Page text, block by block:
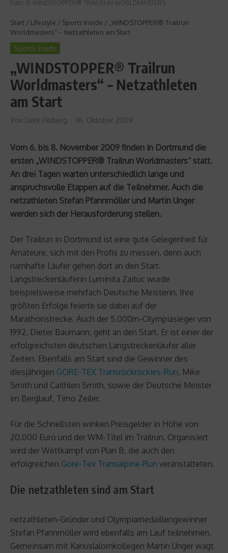
Foto: © WINDSTOPPER® TRAILRUN WORLDMASTERS
Start / Lifestyle / Sports Inside / „WINDSTOPPER® Trailrun
Worldmasters“ – Netzathleten am Start
Sports Inside
„WINDSTOPPER® Trailrun
Worldmasters“ – Netzathleten
am Start
Von Derk Hoberg 16. Oktober 2009
Vom 6. bis 8. November 2009 finden in Dortmund die
ersten „WINDSTOPPER® Trailrun Worldmasters“ statt.
An drei Tagen warten unterschiedlich lange und
anspruchsvolle Etappen auf die Teilnehmer. Auch die
netzathleten Stefan Pfannmöller und Martin Unger
werden sich der Herausforderung stellen.
Der Trailrun in Dortmund ist eine gute Gelegenheit für
Amateure, sich mit den Profis zu messen, denn auch
namhafte Läufer gehen dort an den Start.
Langstreckenläuferin Luminita Zaituc wurde
beispielsweise mehrfach Deutsche Meisterin. Ihre
größten Erfolge feierte sie dabei auf der
Marathonstrecke. Auch der 5.000m-Olympiasieger von
1992, Dieter Baumann, geht an den Start. Er ist einer der
erfolgreichsten deutschen Langstreckenläufer aller
Zeiten. Ebenfalls am Start sind die Gewinner des
diesjährigen GORE-TEX Transrockrockies-Run, Mike
Smith und Caithlen Smith, sowie der Deutsche Meister
im Berglauf, Timo Zeiler.
Für die Schnellsten winken Preisgelder in Höhe von
20.000 Euro und der WM-Titel im Trailrun. Organisiert
wird der Wettkampf von Plan B, die auch den
erfolgreichen Gore-Tex Transalpine-Run veranstalteten.
Die netzathleten sind am Start
netzathleten-Gründer und Olympiamedaillengewinner
Stefan Pfannmöller wird ebenfalls am Lauf teilnehmen.
Gemeinsam mit Kanuslalomkollegen Martin Unger wagt